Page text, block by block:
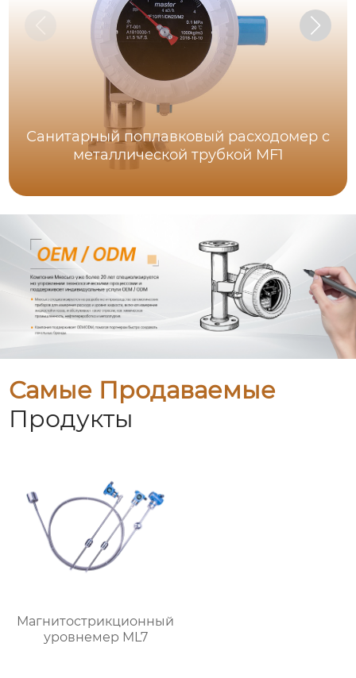
Санитарный поплавковый расходомер с
металлической трубкой MF1
Самые Продаваемые
Продукты
Магнитострикционный
уровнемер ML7